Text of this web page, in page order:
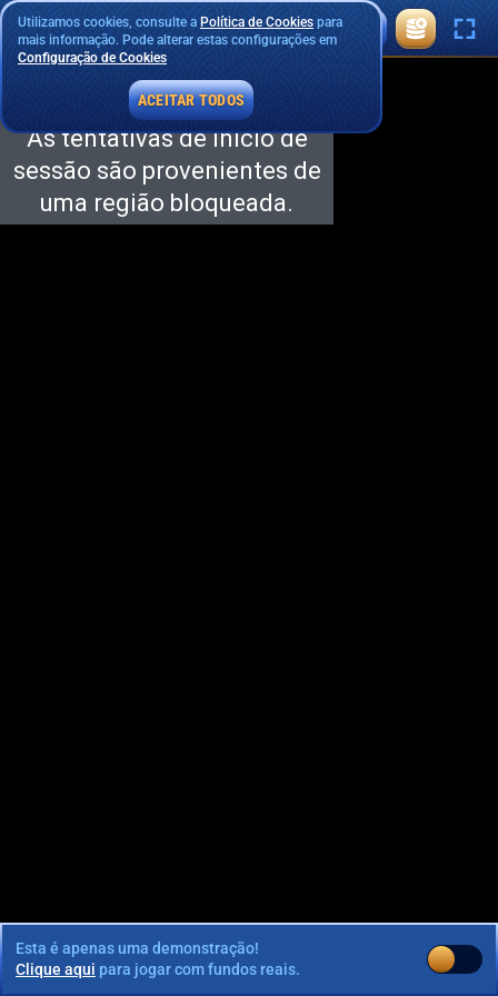
Esta é apenas uma demonstração!
Clique aqui para jogar com fundos reais.
Utilizamos cookies, consulte a Política de Cookiespara
mais informação. Pode alterar estas configurações em
Configuração de Cookies
ACEITAR TODOS